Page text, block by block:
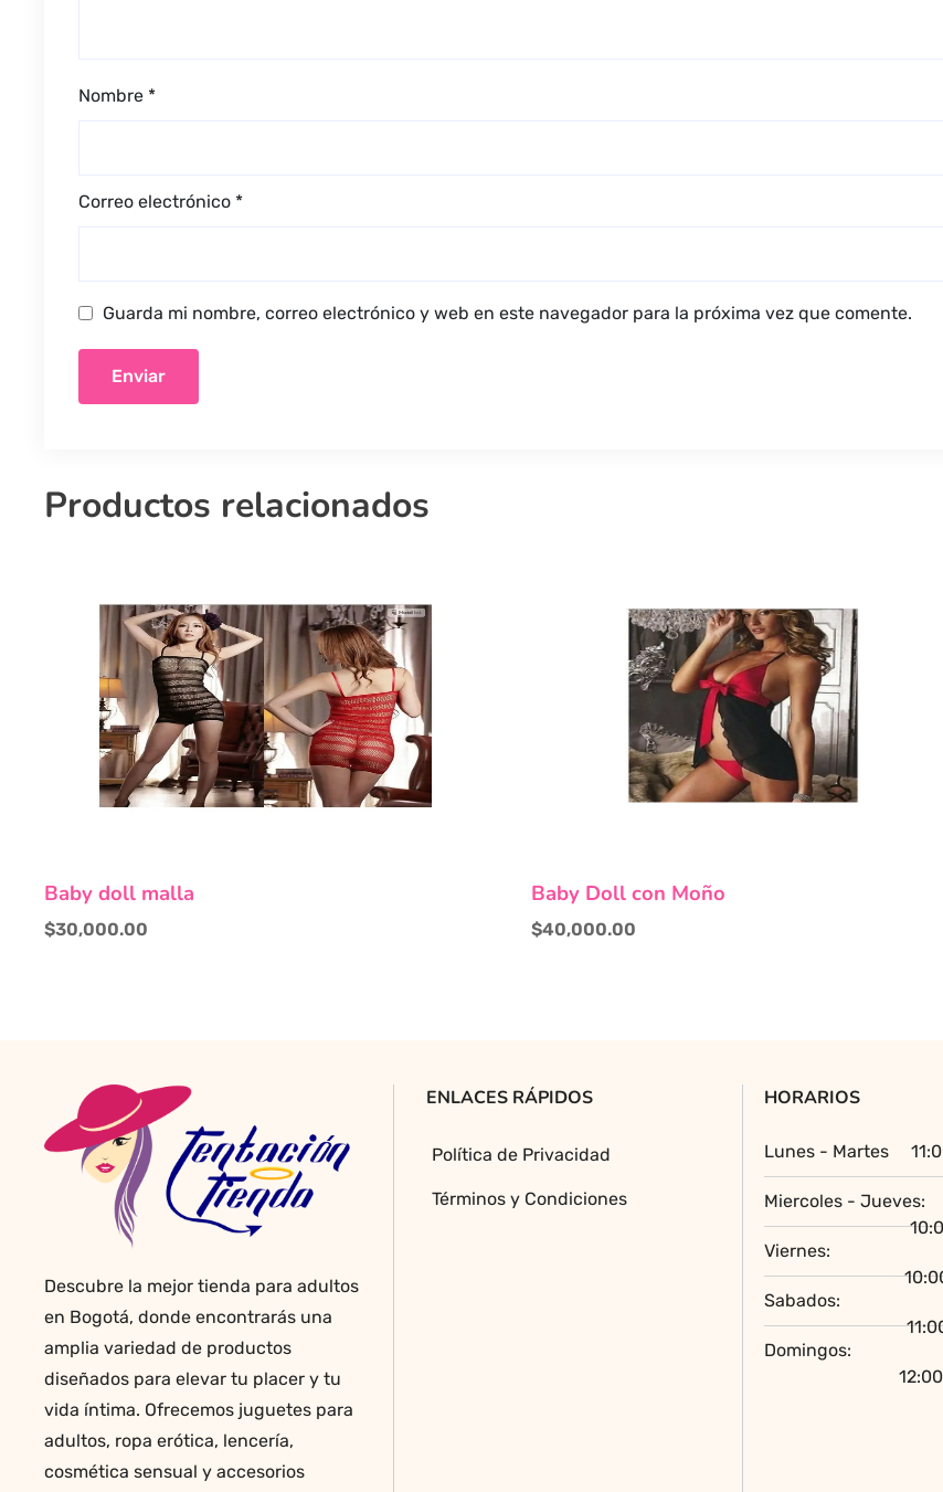
Nombre *
Correo electrónico *
Guarda mi nombre, correo electrónico y web en este navegador para la próxima vez que comente.
Productos relacionados
producto
tiene
múltiples
elegir
en
la
página
producto
Baby doll malla
$30,000.00
Baby Doll con Moño
$40,000.00
Descubre la mejor tienda para adultos
en Bogotá, donde encontrarás una
amplia variedad de productos
diseñados para elevar tu placer y tu
vida íntima. Ofrecemos juguetes para
adultos, ropa erótica, lencería,
cosmética sensual y accesorios
ENLACES RÁPIDOS
Política de Privacidad
Términos y Condiciones
HORARIOS
Lunes - Martes
Miercoles - Jueves:
Viernes:
Sabados:
Domingos: